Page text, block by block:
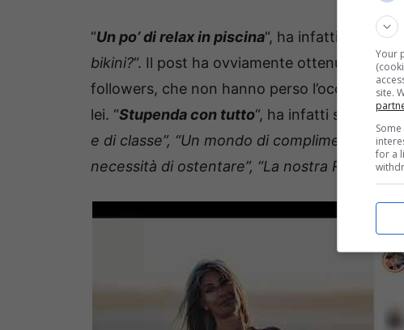
“Un po’ di relax in piscina“, ha infatti scritto lei,
bikini?“. Il post ha ovviamente ottenuto
followers, che non hanno perso l’occasione
lei. “Stupenda con tutto“, ha infatti scritto
e di classe”, “Un mondo di complimenti per
necessità di ostentare”, “La nostra Regina“.
Your
site.
for a